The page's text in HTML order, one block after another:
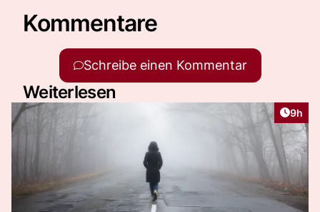
Kommentare
Schreibe einen Kommentar
Weiterlesen
9h